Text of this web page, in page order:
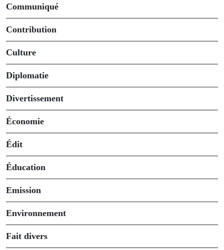
Communiqué
Contribution
Culture
Diplomatie
Divertissement
Économie
Édit
Éducation
Emission
Environnement
Fait divers